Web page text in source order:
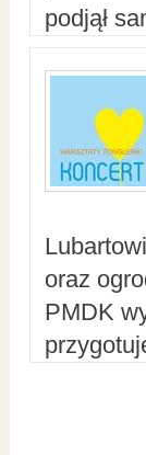
podjął
oraz
PMDK